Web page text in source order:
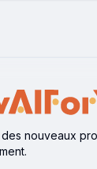
nouveaux